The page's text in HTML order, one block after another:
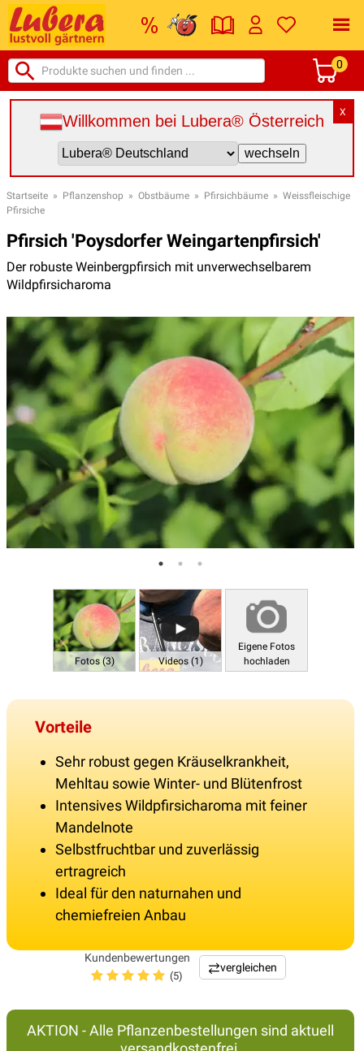
0
X
Willkommen bei Lubera® Österreich
Startseite » Pflanzenshop » Obstbäume » Pfirsichbäume » Weissfleischige
Pfirsiche
Pfirsich 'Poysdorfer Weingartenpfirsich'
Der robuste Weinbergpfirsich mit unverwechselbarem
Wildpfirsicharoma
Fotos (3) Videos (1)
Eigene Fotos
hochladen
Vorteile
Sehr robust gegen Kräuselkrankheit,
Mehltau sowie Winter- und Blütenfrost
Intensives Wildpfirsicharoma mit feiner
Mandelnote
Selbstfruchtbar und zuverlässig
ertragreich
Ideal für den naturnahen und
chemiefreien Anbau
Kundenbewertungen
(5)
vergleichen
AKTION - Alle Pflanzenbestellungen sind aktuell